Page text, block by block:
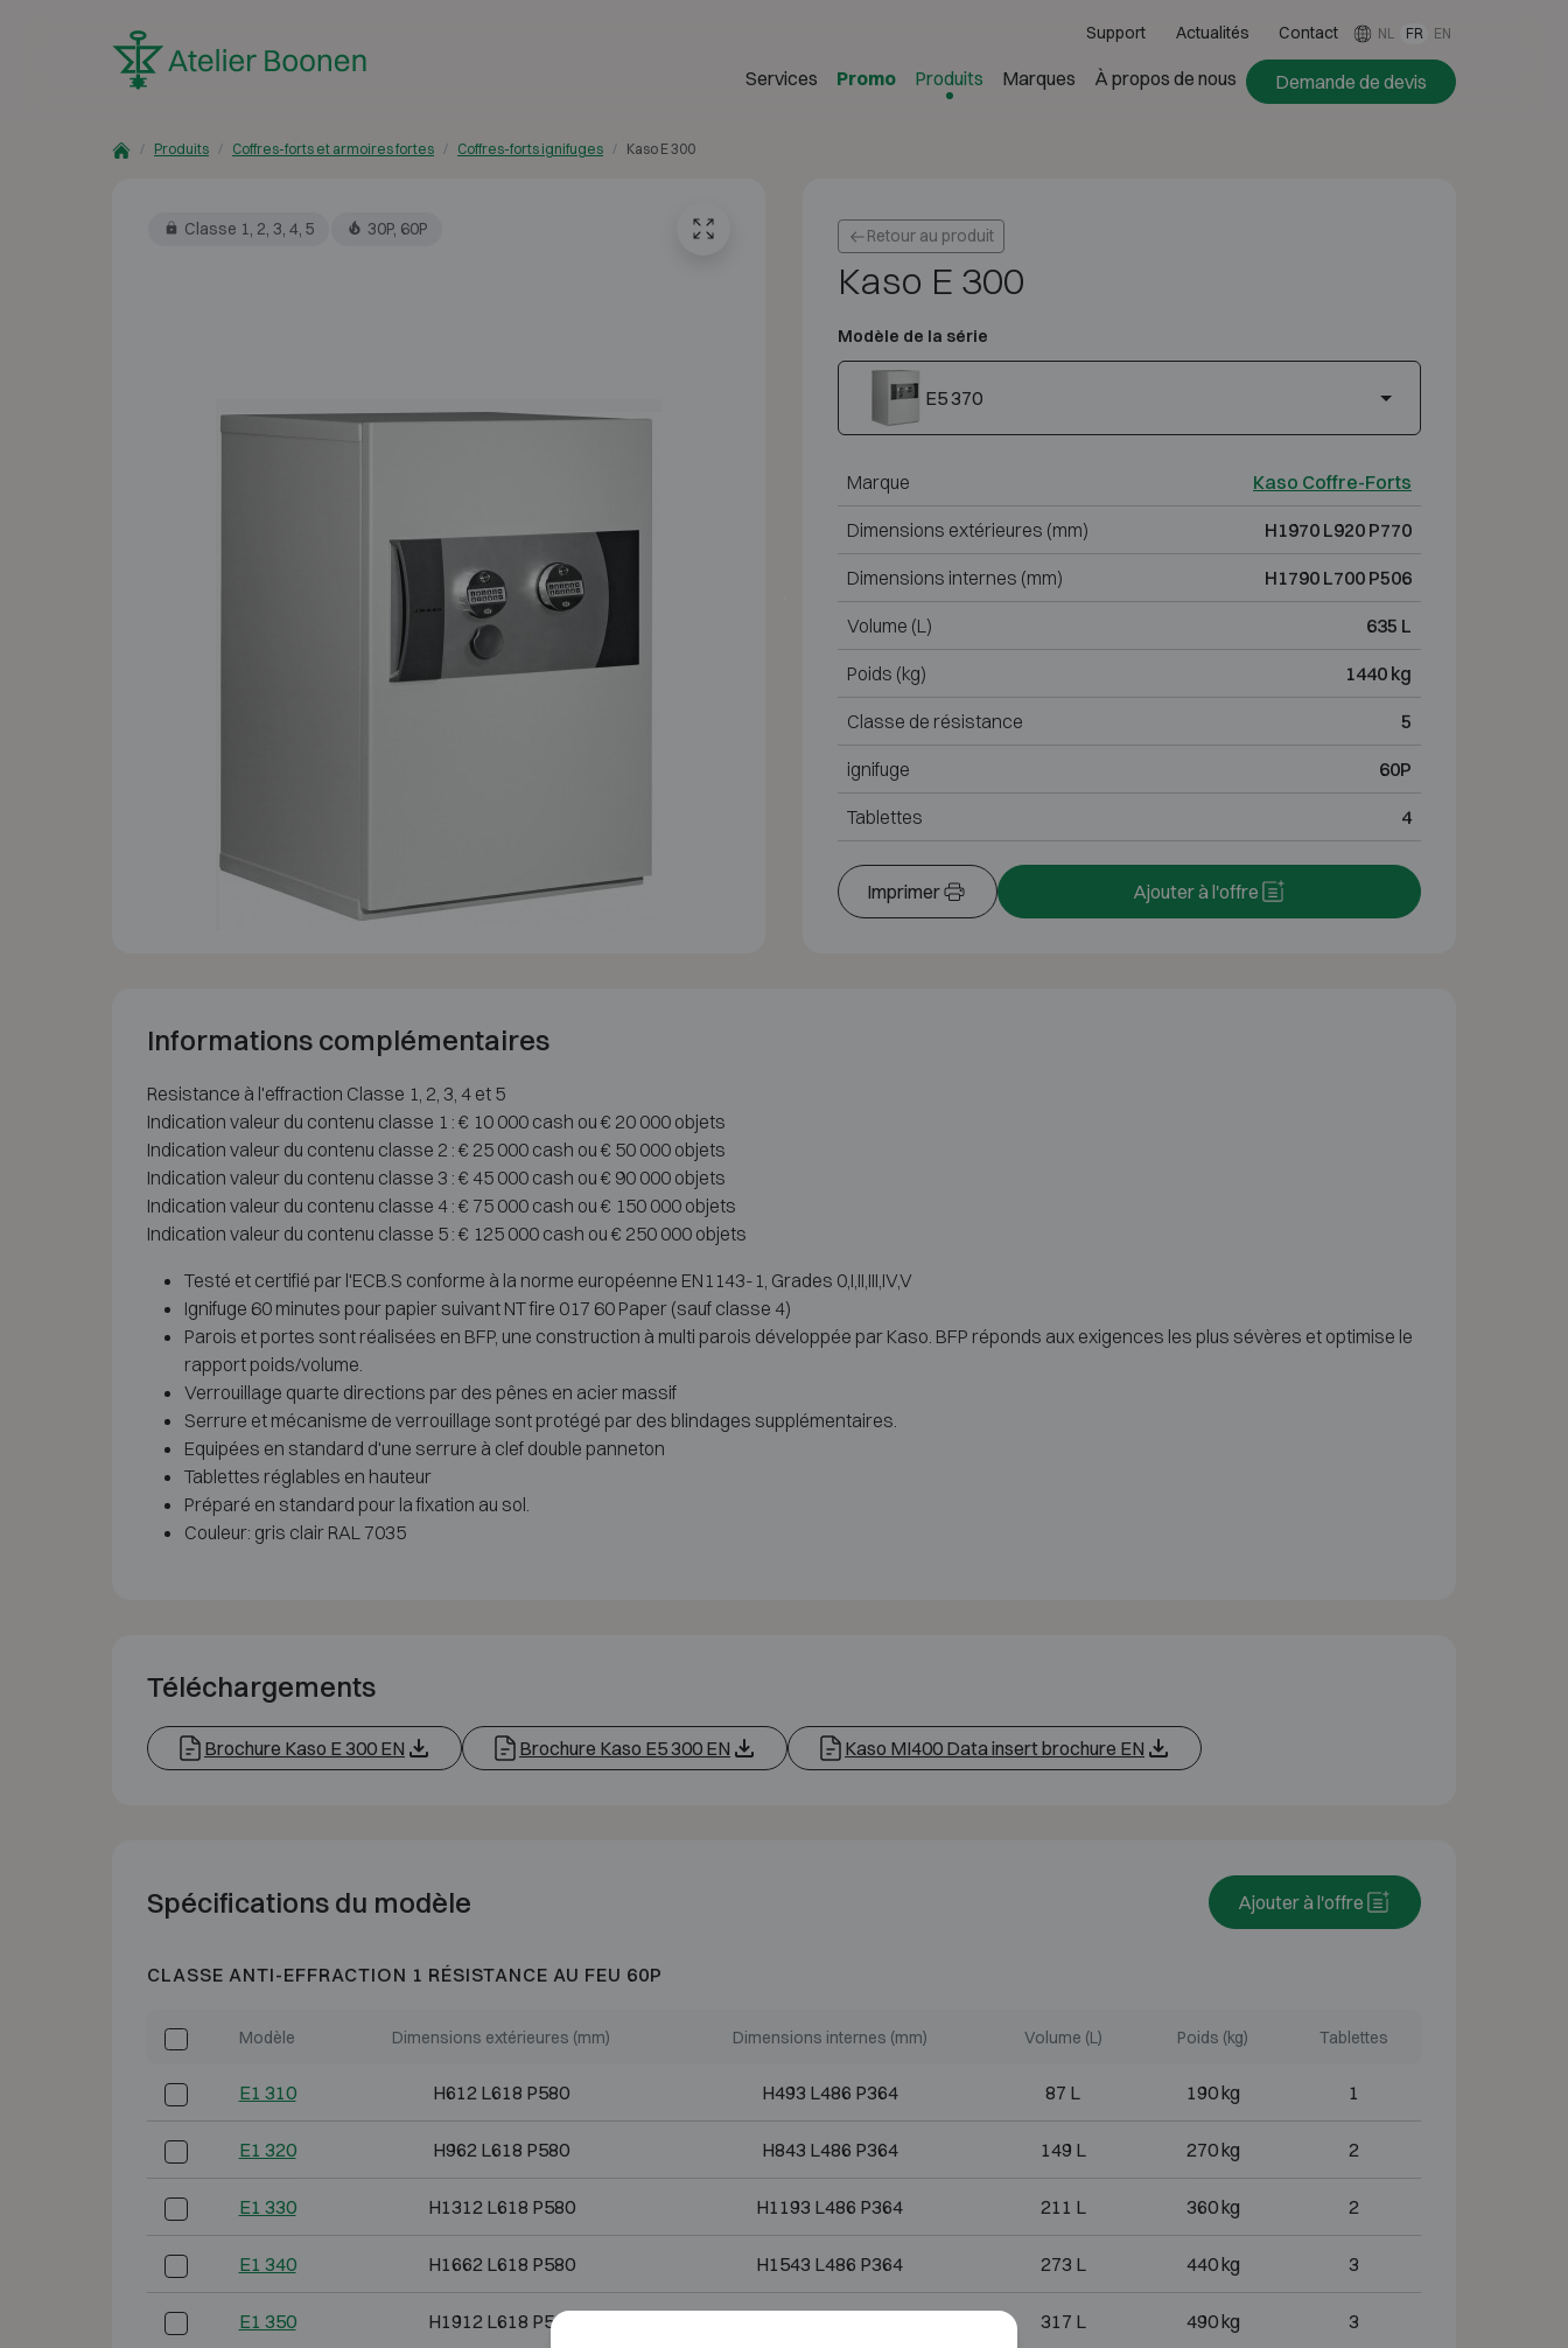
Support Actualités Contact NL FR EN
Services Promo Produits Marques À propos de nous Demande de devis
Produits Coffres-forts et armoires fortes Coffres-forts ignifuges Kaso E 300
Classe 1, 2, 3, 4, 5 30P, 60P Retour au produit
Kaso E 300
Modèle de la série
E5 370
Marque Kaso Coffre-Forts
Dimensions extérieures (mm) H1970 L920 P770
Dimensions internes (mm) H1790 L700 P506
Volume (L) 635 L
Poids (kg) 1440 kg
Classe de résistance 5
ignifuge 60P
Tablettes 4
Imprimer Ajouter à l'offre
Informations complémentaires
Resistance à l'effraction Classe 1, 2, 3, 4 et 5
Indication valeur du contenu classe 1 : € 10 000 cash ou € 20 000 objets
Indication valeur du contenu classe 2 : € 25 000 cash ou € 50 000 objets
Indication valeur du contenu classe 3 : € 45 000 cash ou € 90 000 objets
Indication valeur du contenu classe 4 : € 75 000 cash ou € 150 000 objets
Indication valeur du contenu classe 5 : € 125 000 cash ou € 250 000 objets
Testé et certifié par l'ECB.S conforme à la norme européenne EN1143-1, Grades 0,I,II,III,IV,V
Ignifuge 60 minutes pour papier suivant NT fire 017 60 Paper (sauf classe 4)
Parois et portes sont réalisées en BFP, une construction à multi parois développée par Kaso. BFP réponds aux exigences les plus sévères et optimise le
rapport poids/volume.
Verrouillage quarte directions par des pênes en acier massif
Serrure et mécanisme de verrouillage sont protégé par des blindages supplémentaires.
Equipées en standard d'une serrure à clef double panneton
Tablettes réglables en hauteur
Préparé en standard pour la fixation au sol.
Couleur: gris clair RAL 7035
Téléchargements
Brochure Kaso E 300 EN Brochure Kaso E5 300 EN Kaso MI400 Data insert brochure EN
Spécifications du modèle Ajouter à l'offre
CLASSE ANTI-EFFRACTION 1 RÉSISTANCE AU FEU 60P
Modèle Dimensions extérieures (mm) Dimensions internes (mm) Volume (L) Poids (kg) Tablettes
E1 310 H612 L618 P580 H493 L486 P364 87 L 190 kg 1
E1 320 H962 L618 P580 H843 L486 P364 149 L 270 kg 2
E1 330 H1312 L618 P580 H1193 L486 P364 211 L 360 kg 2
E1 340 H1662 L618 P580 H1543 L486 P364 273 L 440 kg 3
E1 350 H1912 L618 P580 317 L 490 kg 3